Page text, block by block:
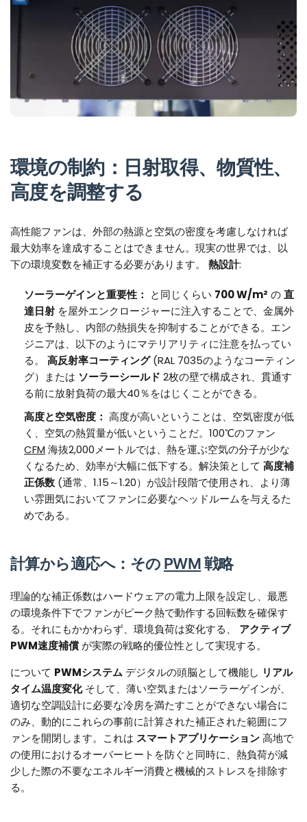
環境の制約：日射取得、物質性、
高度を調整する
高性能ファンは、外部の熱源と空気の密度を考慮しなければ
最大効率を達成することはできません。現実の世界では、以
下の環境変数を補正する必要があります。 熱設計:
ソーラーゲインと重要性： と同じくらい 700 W/m² の直
達日射 を屋外エンクロージャーに注入することで、金属外
皮を予熱し、内部の熱損失を抑制することができる。エン
ジニアは、以下のようにマテリアリティに注意を払ってい
る。 高反射率コーティング(RAL 7035のようなコーティン
グ）または ソーラーシールド 2枚の壁で構成され、貫通す
る前に放射負荷の最大40％をはじくことができる。
高度と空気密度： 高度が高いということは、空気密度が低
く、空気の熱質量が低いということだ。100℃のファン
CFM 海抜2,000メートルでは、熱を運ぶ空気の分子が少な
くなるため、効率が大幅に低下する。解決策として 高度補
正係数 (通常、1.15～1.20）が設計段階で使用され、より薄
い雰囲気においてファンに必要なヘッドルームを与えるた
めである。
計算から適応へ：その PWM戦略
理論的な補正係数はハードウェアの電力上限を設定し、最悪
の環境条件下でファンがピーク熱で動作する回転数を確保す
る。それにもかかわらず、環境負荷は変化する、 アクティブ
PWM速度補償 が実際の戦略的優位性として実現する。
について PWMシステム デジタルの頭脳として機能し リアル
タイム温度変化そして、薄い空気またはソーラーゲインが、
適切な空調設計に必要な冷房を満たすことができない場合に
のみ、動的にこれらの事前に計算された補正された範囲にフ
ァンを開閉します。これは スマートアプリケーション高地で
の使用におけるオーバーヒートを防ぐと同時に、熱負荷が減
少した際の不要なエネルギー消費と機械的ストレスを排除す
る。